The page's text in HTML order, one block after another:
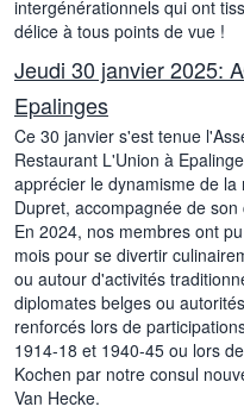
intergénérationnels qui ont
délice à tous points de vue !
Jeudi 30 janvier 2025:
Epalinges
Ce 30 janvier s'est tenue
Restaurant L'Union à
apprécier le dynamisme de
Dupret, accompagnée de son
En 2024, nos membres ont
mois pour se divertir
ou autour d'activités
diplomates belges ou
renforcés lors de
1914-18 et 1940-45 ou lors
Kochen par notre consul
Van Hecke.